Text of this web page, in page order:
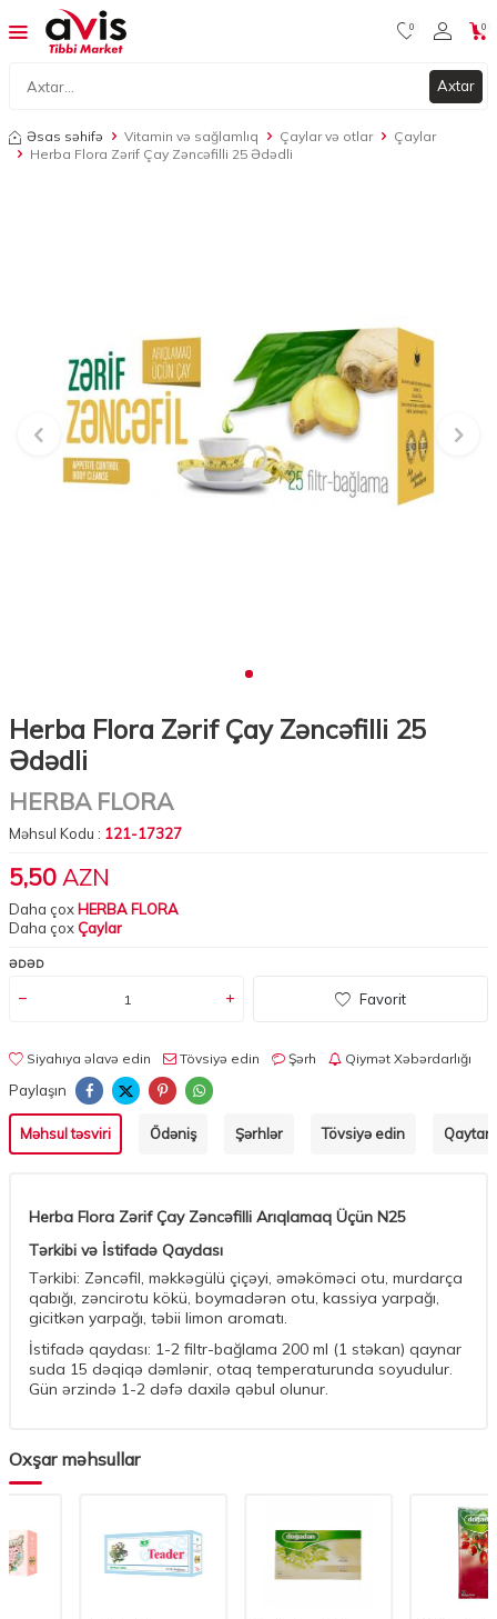
Axtar
0 0
Əsas səhifə Vitamin və sağlamlıq Çaylar və otlar
Çaylar
Herba Flora Zərif Çay Zəncəfilli 25 Ədədli
Herba Flora Zərif Çay Zəncəfilli 25
Ədədli
HERBA FLORA
Məhsul Kodu : 121-17327
5,50 AZN
Daha çox HERBA FLORA
Daha çoxÇaylar
ƏDƏD
Favorit
Siyahıya əlavə edin Tövsiyə edin Şərh Qiymət Xəbərdarlığı
Paylaşın
Məhsul təsviri Ödəniş Şərhlər Tövsiyə edin
Herba Flora Zərif Çay Zəncəfilli Arıqlamaq Üçün N25
Tərkibi və İstifadə Qaydası
Tərkibi: Zəncəfil, məkkəgülü çiçəyi, əməköməci otu, murdarça
qabığı, zəncirotu kökü, boymadərən otu, kassiya yarpağı,
gicitkən yarpağı, təbii limon aromatı.
İstifadə qaydası: 1-2 filtr-bağlama 200 ml (1 stəkan) qaynar
suda 15 dəqiqə dəmlənir, otaq temperaturunda soyudulur.
Gün ərzində 1-2 dəfə daxilə qəbul olunur.
Oxşar məhsullar